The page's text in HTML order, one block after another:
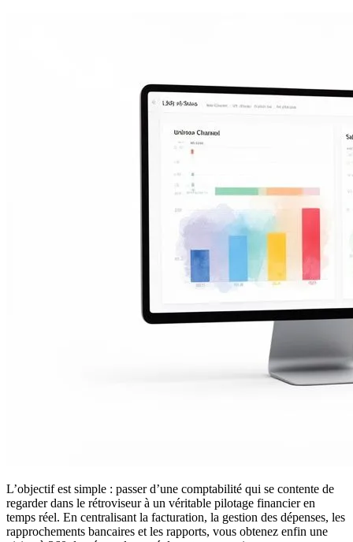
L’objectif est simple : passer d’une comptabilité qui se contente de
regarder dans le rétroviseur à un véritable pilotage financier en
temps réel. En centralisant la facturation, la gestion des dépenses, les
rapprochements bancaires et les rapports, vous obtenez enfin une